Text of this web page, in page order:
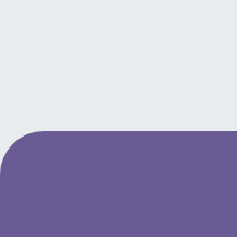
bahis sitesi